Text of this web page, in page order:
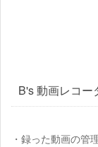
B's 動画レコー
・録った動画の管